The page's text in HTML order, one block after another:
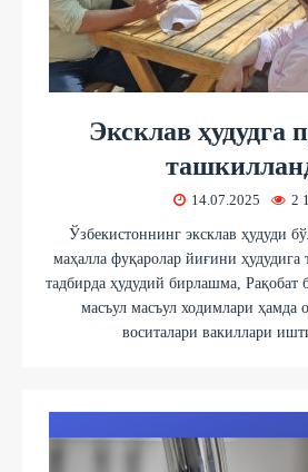
Эксклав ҳудудга
14.07.2025 2
Ўзбекистоннинг эксклав ҳудуди
маҳалла фуқаролар йиғини
тадбирда ҳудудий бирлашма, Рақобат
масъул масъул ходимлари ҳамда
воситалари вакиллари